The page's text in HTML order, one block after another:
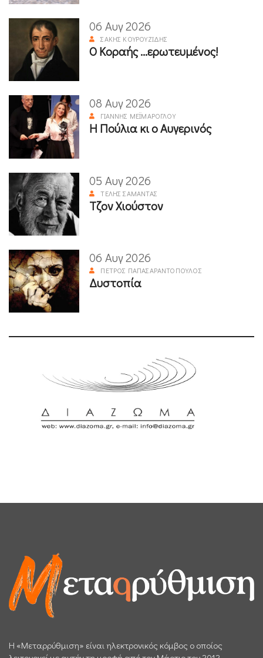
06 Αυγ 2026
ΣΆΚΗΣ ΚΟΥΡΟΥΖΊΔΗΣ
Ο Κοραής ...ερωτευμένος!
08 Αυγ 2026
ΓΙΆΝΝΗΣ ΜΕΪΜΆΡΟΓΛΟΥ
Η Πούλια κι ο Αυγερινός
05 Αυγ 2026
ΤΈΛΗΣ ΣΑΜΑΝΤΆΣ
Τζον Χιούστον
06 Αυγ 2026
ΠΈΤΡΟΣ ΠΑΠΑΣΑΡΑΝΤΌΠΟΥΛΟΣ
Δυστοπία
H «Μεταρρύθμιση» είναι ηλεκτρονικός κόμβος ο οποίος